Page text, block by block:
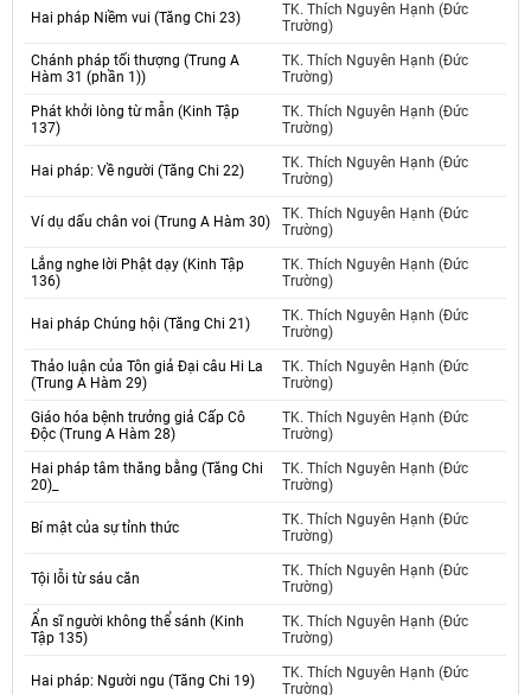
Hai pháp Niềm vui (Tăng Chi 23)
TK. Thích Nguyên Hạnh (Đức
Trường)
Chánh pháp tối thượng (Trung A
Hàm 31 (phần 1))
TK. Thích Nguyên Hạnh (Đức
Trường)
Phát khởi lòng từ mẫn (Kinh Tập
137)
TK. Thích Nguyên Hạnh (Đức
Trường)
Hai pháp: Về người (Tăng Chi 22)
TK. Thích Nguyên Hạnh (Đức
Trường)
Ví dụ dấu chân voi (Trung A Hàm 30)
TK. Thích Nguyên Hạnh (Đức
Trường)
Lắng nghe lời Phật dạy (Kinh Tập
136)
TK. Thích Nguyên Hạnh (Đức
Trường)
Hai pháp Chúng hội (Tăng Chi 21)
TK. Thích Nguyên Hạnh (Đức
Trường)
Thảo luận của Tôn giả Đại câu Hi La
(Trung A Hàm 29)
TK. Thích Nguyên Hạnh (Đức
Trường)
Giáo hóa bệnh trưởng giả Cấp Cô
Độc (Trung A Hàm 28)
TK. Thích Nguyên Hạnh (Đức
Trường)
Hai pháp tâm thăng bằng (Tăng Chi
20)_
TK. Thích Nguyên Hạnh (Đức
Trường)
Bí mật của sự tỉnh thức
TK. Thích Nguyên Hạnh (Đức
Trường)
Tội lỗi từ sáu căn
TK. Thích Nguyên Hạnh (Đức
Trường)
Ẩn sĩ người không thể sánh (Kinh
Tập 135)
TK. Thích Nguyên Hạnh (Đức
Trường)
Hai pháp: Người ngu (Tăng Chi 19)
TK. Thích Nguyên Hạnh (Đức
Trường)